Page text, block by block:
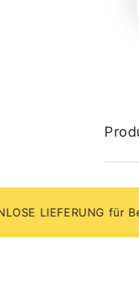
LIEFERUNG für